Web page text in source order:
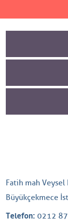
Fatih mah
Büyükçekmece
Telefon: 0212